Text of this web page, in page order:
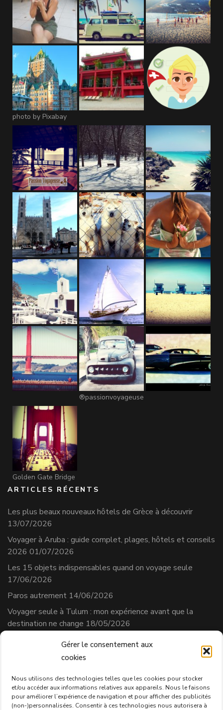
Gérer le consentement aux
cookies
Nous utilisons des technologies telles que les cookies pour stocker
et/ou accéder aux informations relatives aux appareils. Nous le faisons
pour améliorer l’expérience de navigation et pour afficher des publicités
(non-)personnalisées. Consentir à ces technologies nous autorisera à
photo by Pixabay
®passionvoyageuse
Golden Gate Bridge
ARTICLES RÉCENTS
Les plus beaux nouveaux hôtels de Grèce à découvrir
13/07/2026
Voyager à Aruba : guide complet, plages, hôtels et conseils
2026 01/07/2026
Les 15 objets indispensables quand on voyage seule
17/06/2026
Paros autrement 14/06/2026
Voyager seule à Tulum : mon expérience avant que la
destination ne change 18/05/2026
Prestataire de services
N° affilié AVS : 331.684.3
Politique de confidentialité